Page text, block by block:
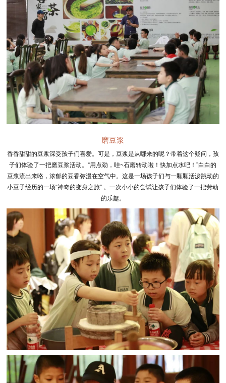
磨豆浆
香香甜甜的豆浆深受孩子们喜爱。可是，豆浆是从哪来的呢？带着这个疑问，孩
子们体验了一把磨豆浆活动。“用点劲，哇~石磨转动啦！快加点水吧！”白白的
豆浆流出来咯，浓郁的豆香弥漫在空气中。这是一场孩子们与一颗颗活泼跳动的
小豆子经历的一场“神奇的变身之旅” 。一次小小的尝试让孩子们体验了一把劳动
的乐趣。